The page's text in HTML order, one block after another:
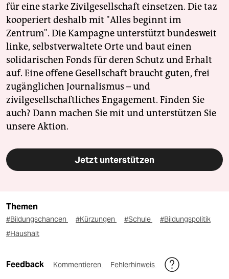
für eine starke Zivilgesellschaft einsetzen. Die taz
kooperiert deshalb mit "Alles beginnt im
Zentrum". Die Kampagne unterstützt bundesweit
linke, selbstverwaltete Orte und baut einen
solidarischen Fonds für deren Schutz und Erhalt
auf. Eine offene Gesellschaft braucht guten, frei
zugänglichen Journalismus – und
zivilgesellschaftliches Engagement. Finden Sie
auch? Dann machen Sie mit und unterstützen Sie
unsere Aktion.
Jetzt unterstützen
Themen
#Bildungschancen #Kürzungen #Schule
#Bildungspolitik
#Haushalt
Feedback Kommentieren Fehlerhinweis